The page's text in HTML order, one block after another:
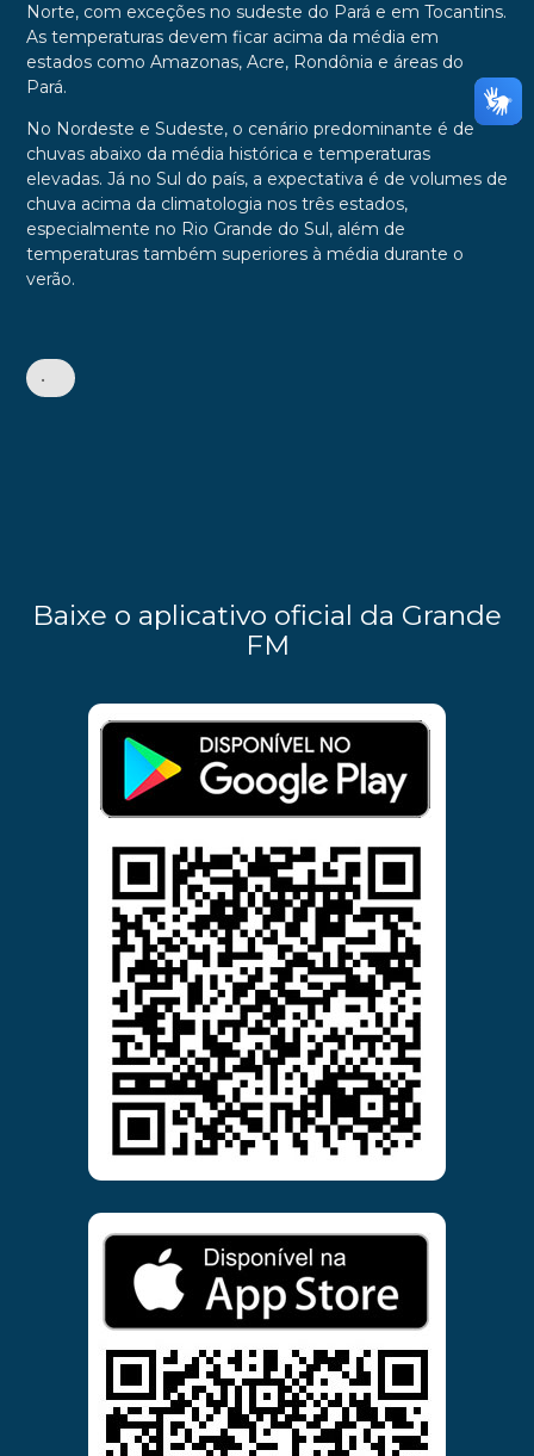
Norte, com exceções no sudeste do Pará e em Tocantins.
As temperaturas devem ficar acima da média em
estados como Amazonas, Acre, Rondônia e áreas do
Pará.
No Nordeste e Sudeste, o cenário predominante é de
chuvas abaixo da média histórica e temperaturas
elevadas. Já no Sul do país, a expectativa é de volumes de
chuva acima da climatologia nos três estados,
especialmente no Rio Grande do Sul, além de
temperaturas também superiores à média durante o
verão.
•
Baixe o aplicativo oficial da Grande
FM